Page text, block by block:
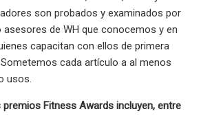
son probados y examinados por
de WH que conocemos y en
capacitan con ellos de primera
cada artículo a al menos
usos.
Fitness Awards incluyen, entre